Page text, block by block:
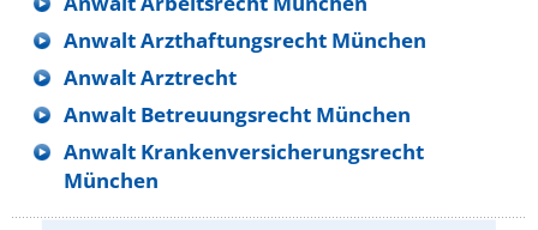
Anwalt Arzthaftungsrecht München
Anwalt Arztrecht
Anwalt Betreuungsrecht München
Anwalt Krankenversicherungsrecht
München